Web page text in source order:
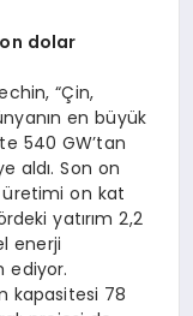
dolar
“Çin,
en büyük
540 GW’tan
aldı. Son on
üretimi on kat
yatırım 2,2
enerji
ediyor.
kapasitesi 78